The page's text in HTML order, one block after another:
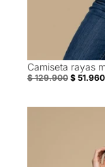
60% Off
Camiseta rayas
$ 129.900 $ 51.960
Camiseta rayas